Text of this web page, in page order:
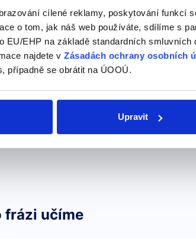
cílené reklamy, poskytování funkcí
o tom, jak náš web používáte, sdílíme s
EU/EHP na základě standardních
najdete v Zásadách ochrany osobních
případně se obrátit na ÚOOÚ.
Upravit
k ujištění někoho, že není
nebo omluvu a znamená
v každodenní konverzaci.
frázi učíme